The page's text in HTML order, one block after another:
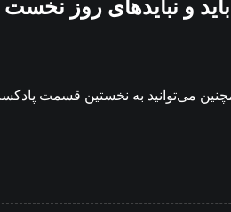
و نبایدهای روز
همچنین می‌توانید به نخستین قسمت